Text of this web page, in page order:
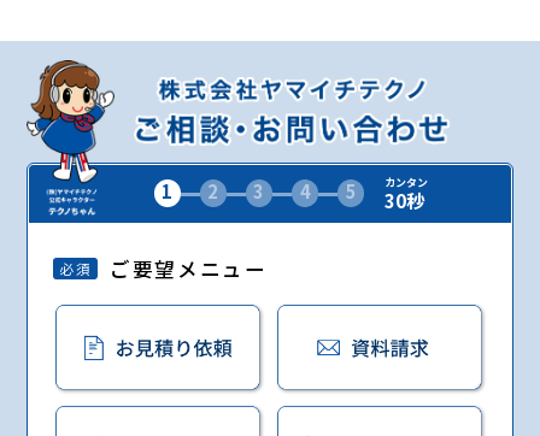
1 2 3 4 5 カンタン
30秒
必須 ご要望メニュー